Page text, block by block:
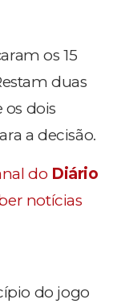
os 15
duas
os dois
a decisão.
do Diário
notícias
do jogo